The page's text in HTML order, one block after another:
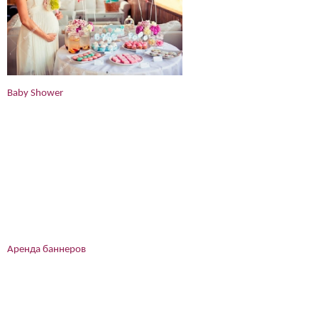
Baby Shower
Аренда баннеров